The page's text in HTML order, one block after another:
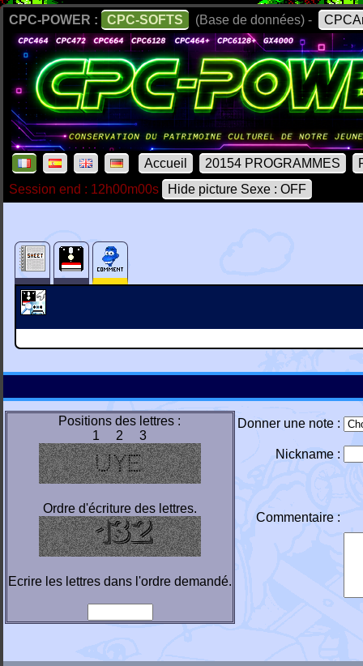
CPC-POWER : CPC-SOFTS (Base de données) -
Accueil 20154 PROGRAMMES
Session end : 12h00m00s
Hide picture Sexe : OFF
Positions des lettres :
1 2 3
Ordre d'écriture des lettres.
Ecrire les lettres dans l'ordre demandé.
Donner une note :
Nickname :
Commentaire :